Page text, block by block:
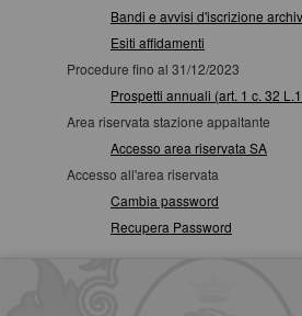
Bandi e avvisi d'iscrizione
Esiti affidamenti
Procedure fino al 31/12/2023
Prospetti annuali (art. 1 c. 32
Area riservata stazione appaltante
Accesso area riservata SA
Accesso all'area riservata
Cambia password
Recupera Password